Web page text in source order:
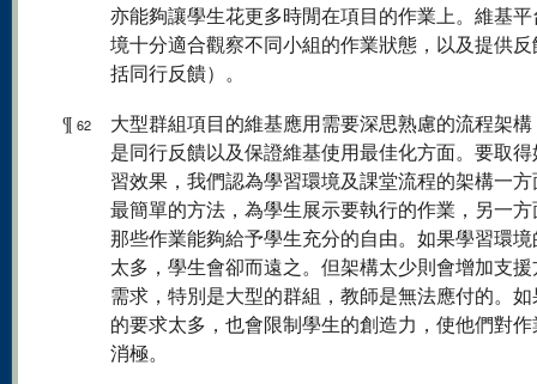
亦能夠讓學生花更多時閒在項目的作業上。維基
境十分適合觀察不同小組的作業狀態，以及提供
括同行反饋）。
¶ 62
大型群組項目的維基應用需要深思熟慮的流程架
是同行反饋以及保證維基使用最佳化方面。要取
習效果，我們認為學習環境及課堂流程的架構一
最簡單的方法，為學生展示要執行的作業，另一
那些作業能夠給予學生充分的自由。如果學習環
太多，學生會卻而遠之。但架構太少則會增加支
需求，特別是大型的群組，教師是無法應付的。
的要求太多，也會限制學生的創造力，使他們對
消極。